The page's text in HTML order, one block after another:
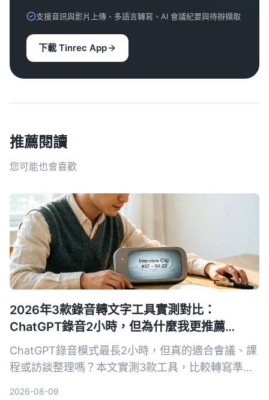
支援音訊與影片上傳、多語言轉寫、AI 會議紀要與待辦擷取
下載 Tinrec App
推薦閱讀
您可能也會喜歡
2026年3款錄音轉文字工具實測對比：
ChatGPT錄音2小時，但為什麼我更推薦
Tinrec？
ChatGPT錄音模式最長2小時，但真的適合會議、課
程或訪談整理嗎？本文實測3款工具，比較轉寫準確
2026-08-09